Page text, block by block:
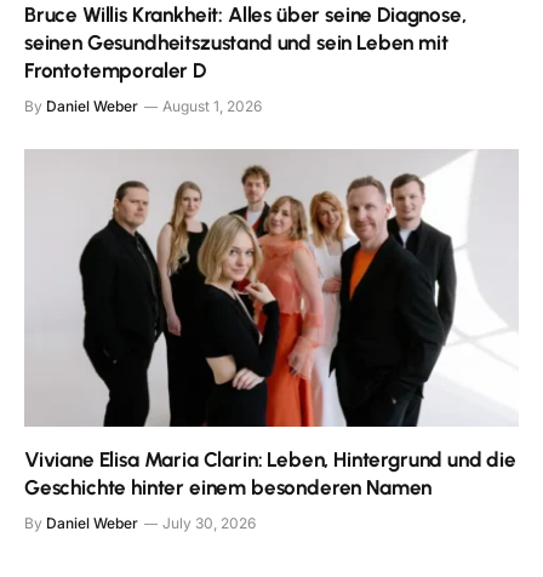
Bruce Willis Krankheit: Alles über seine Diagnose,
seinen Gesundheitszustand und sein Leben mit
Frontotemporaler D
By Daniel Weber August 1, 2026
Viviane Elisa Maria Clarin: Leben, Hintergrund und die
Geschichte hinter einem besonderen Namen
By Daniel Weber July 30, 2026